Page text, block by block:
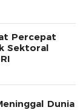
Percepat
Sektoral
Dunia